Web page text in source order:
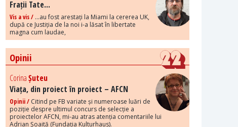
Frații Tate...
Vis a vis / ...au fost arestați la Miami la cererea UK,
după ce Justiția de la noi i-a lăsat în libertate
magna cum laudae,
Opinii
CorinaȘuteu
Viața, din proiect în proiect – AFCN
Opinii / Citind pe FB variate și numeroase luări de
poziție despre ultimul concurs de selecție a
proiectelor AFCN, mi-au atras atenția comentariile lui
Adrian Șoaită (Fundația Kulturhaus).